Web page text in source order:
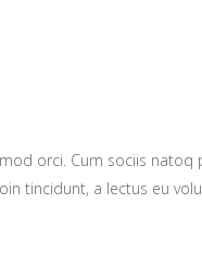
orci. Cum sociis
tincidunt, a lectus eu